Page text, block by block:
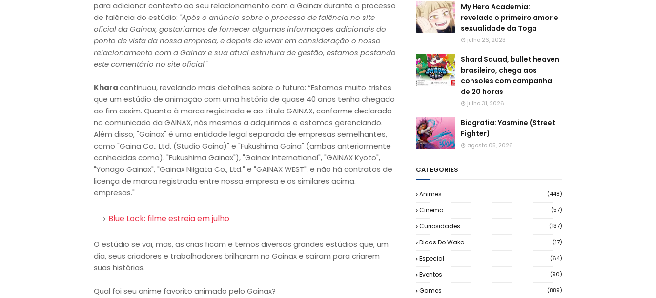
para adicionar contexto ao seu relacionamento com a Gainax durante o processo
de falência do estúdio: "Após o anúncio sobre o processo de falência no site
oficial da Gainax, gostaríamos de fornecer algumas informações adicionais do
ponto de vista da nossa empresa, e depois de levar em consideração o nosso
relacionamento com a Gainax e sua atual estrutura de gestão, estamos postando
este comentário no site oficial."
Kharacontinuou, revelando mais detalhes sobre o futuro: “Estamos muito tristes
que um estúdio de animação com uma história de quase 40 anos tenha chegado
ao fim assim. Quanto à marca registrada e ao título GAINAX, conforme declarado
no comunicado da GAINAX, nós mesmos a adquirimos e estamos gerenciando.
Além disso, "Gainax" é uma entidade legal separada de empresas semelhantes,
como "Gaina Co., Ltd. (Studio Gaina)" e "Fukushima Gaina" (ambas anteriormente
conhecidas como). "Fukushima Gainax"), "Gainax International", "GAINAX Kyoto",
"Yonago Gainax", "Gainax Niigata Co., Ltd." e "GAINAX WEST", e não há contratos de
licença de marca registrada entre nossa empresa e os similares acima.
empresas."
Blue Lock: filme estreia em julho
O estúdio se vai, mas, as crias ficam e temos diversos grandes estúdios que, um
dia, seus criadores e trabalhadores brilharam no Gainax e saíram para criarem
suas histórias.
Qual foi seu anime favorito animado pelo Gainax?
My Hero Academia:
revelado o primeiro amor e
sexualidade da Toga
julho 26, 2023
Shard Squad, bullet heaven
brasileiro, chega aos
consoles com campanha
de 20 horas
julho 31, 2026
Biografia: Yasmine (Street
Fighter)
agosto 05, 2026
CATEGORIES
Animes (448)
Cinema (57)
Curiosidades (137)
Dicas Do Waka (17)
Especial (64)
Eventos (90)
Games (889)